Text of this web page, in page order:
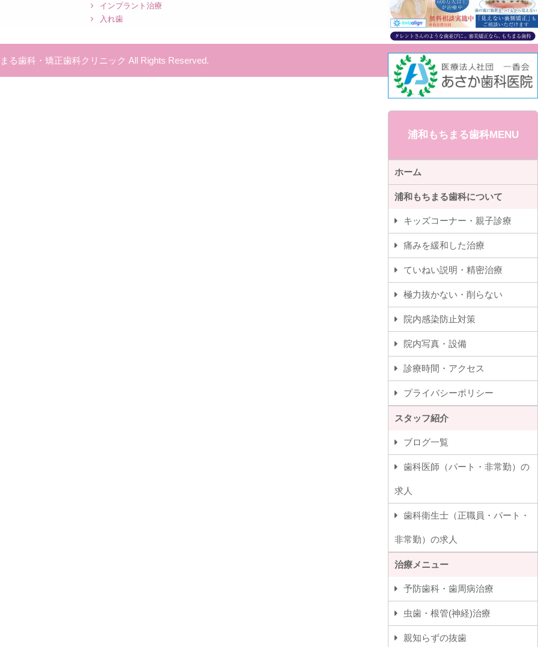
浦和もちまる歯科MENU
ホーム
浦和もちまる歯科について
キッズコーナー・親子診療
痛みを緩和した治療
ていねい説明・精密治療
極力抜かない・削らない
院内感染防止対策
院内写真・設備
診療時間・アクセス
プライバシーポリシー
スタッフ紹介
ブログ一覧
歯科医師（パート・非常勤）の
求人
歯科衛生士（正職員・パート・
非常勤）の求人
治療メニュー
予防歯科・歯周病治療
虫歯・根管(神経)治療
親知らずの抜歯
インプラント治療
入れ歯
る歯科・矯正歯科クリニック All Rights Reserved.